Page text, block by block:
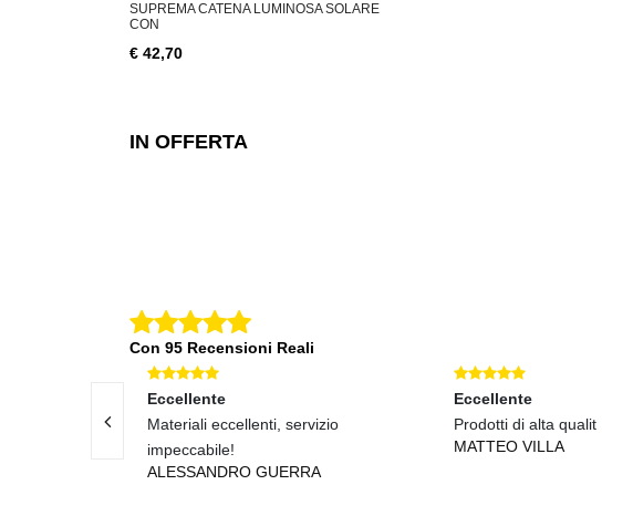
SUPREMA CATENA LUMINOSA SOLARE
CON
€ 42,70
IN OFFERTA
Con 95 Recensioni Reali
Eccellente
Materiali eccellenti, servizio
impeccabile!
ALESSANDRO GUERRA
Eccellente
Prodotti di alta qualit
MATTEO VILLA